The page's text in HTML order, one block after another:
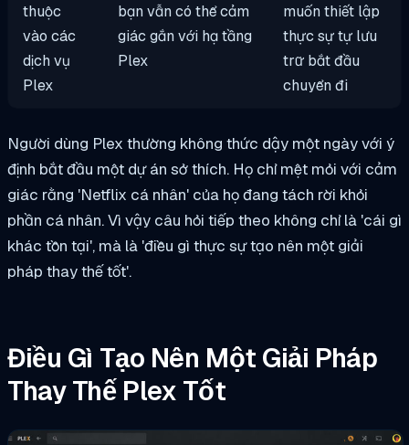
thuộc
vào các
dịch vụ
Plex
bạn vẫn có thể cảm
giác gắn với hạ tầng
Plex
muốn thiết lập
thực sự tự lưu
trữ bắt đầu
chuyển đi
Người dùng Plex thường không thức dậy một ngày với ý
định bắt đầu một dự án sở thích. Họ chỉ mệt mỏi với cảm
giác rằng 'Netflix cá nhân' của họ đang tách rời khỏi
phần cá nhân. Vì vậy câu hỏi tiếp theo không chỉ là 'cái gì
khác tồn tại', mà là 'điều gì thực sự tạo nên một giải
pháp thay thế tốt'.
Điều Gì Tạo Nên Một Giải Pháp
Thay Thế Plex Tốt